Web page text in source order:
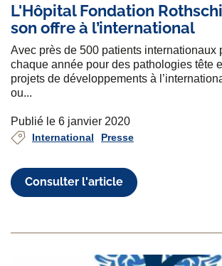
L'Hôpital Fondation
son offre à l’international
Avec près de 500 patients internationaux
chaque année pour des pathologies tête
projets de développements à
ou...
Publié le 6 janvier 2020
International Presse
Consulter l'article